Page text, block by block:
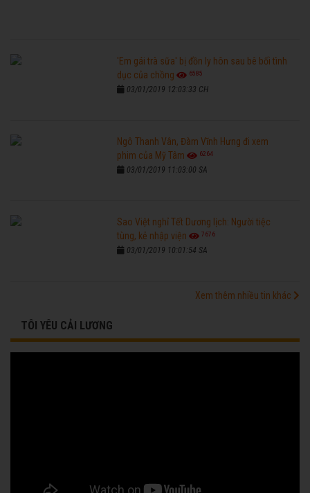
'Em gái trà sữa' bị đồn ly hôn sau bê bối tình
dục của chồng
6585
03/01/2019 12:03:33 CH
Ngô Thanh Vân, Đàm Vĩnh Hưng đi xem
phim của Mỹ Tâm
6264
03/01/2019 11:03:00 SA
Sao Việt nghỉ Tết Dương lịch: Người tiệc
tùng, kẻ nhập viện
7676
03/01/2019 10:01:54 SA
Xem thêm nhiều tin khác
TÔI YÊU CẢI LƯƠNG